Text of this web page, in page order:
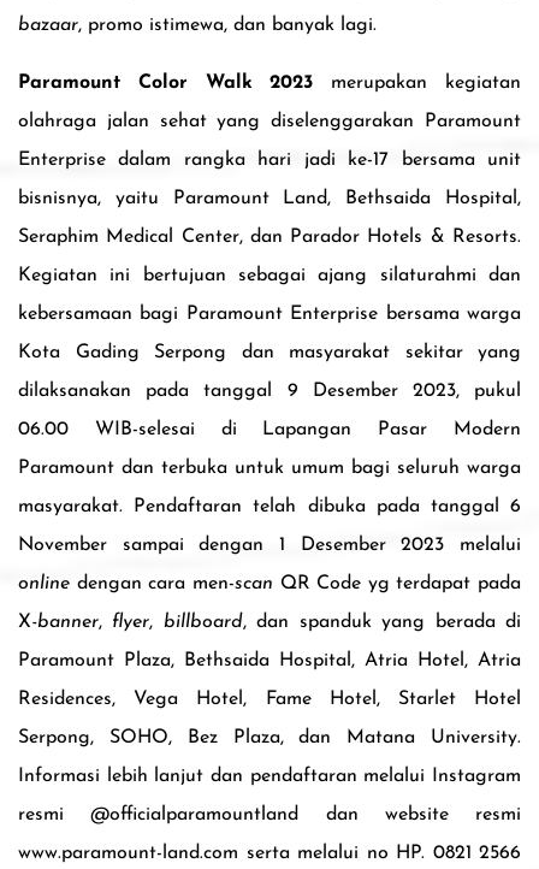
bazaar, promo istimewa, dan banyak lagi.
Paramount Color Walk 2023 merupakan kegiatan
olahraga jalan sehatyang diselenggarakan
Paramount
Enterprisedalam rangka hari jadi ke-17
bersama unit
bisnisnya, yaitu Paramount Land, Bethsaida Hospital,
Seraphim Medical Center, dan Parador Hotels & Resorts.
Kegiatan ini
bertujuan sebagai ajang silaturahmi dan
kebersamaan bagi Paramount Enterprise bersama warga
Kota Gading Serpong dan masyarakat sekitar yang
dilaksanakan pada tanggal 9 Desember 2023, pukul
06.00 WIB-selesai di Lapangan Pasar Modern
Paramount dan terbuka untuk umum bagi seluruh warga
masyarakat.
Pendaftaran telah dibuka pada tanggal6
November sampai dengan 1 Desember 2023 melalui
online dengan cara men-scan QR Code yg terdapat pada
X-banner, flyer, billboard, dan spanduk yang berada di
Paramount Plaza, Bethsaida Hospital, Atria Hotel, Atria
Residences, Vega Hotel, Fame Hotel, Starlet Hotel
Serpong, SOHO, Bez Plaza,dan Matana University.
Informasi lebih lanjut dan pendaftaran melalui Instagram
resmi @officialparamountland dan website resmi
www.paramount-land.com serta melalui no HP. 0821 2566